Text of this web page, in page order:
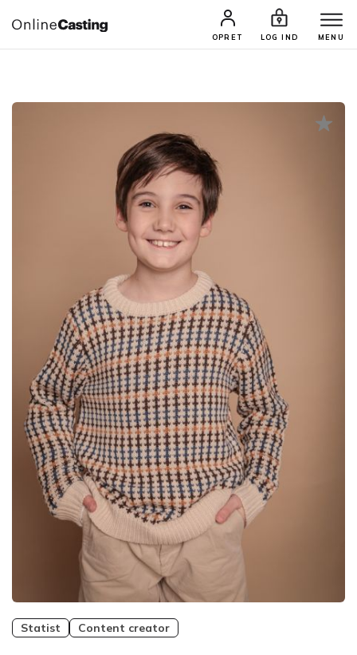
OPRET LOG IND MENU
CASTINGS & JOBS SØG PROFIL
Statist Content creator